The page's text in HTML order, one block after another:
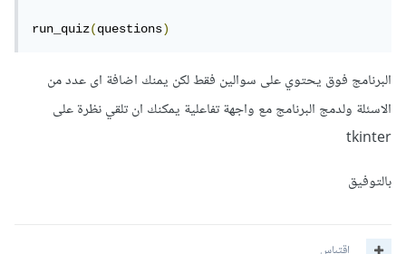
run_quiz(questions)
البرنامج فوق يحتوي على سوالين فقط لكن يمنك اضافة اى عدد من
الاسئلة ولدمج البرنامج مع واجهة تفاعلية يمكنك ان تلقي نظرة على
tkinter
بالتوفيق